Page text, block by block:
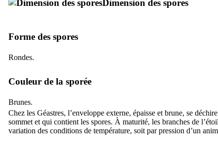
Dimension des spores
Forme des spores
Rondes.
Couleur de la sporée
Brunes.
Chez les Géastres, l’enveloppe externe, épaisse et brune, se
sommet et qui contient les spores. À maturité, les branches de
variation des conditions de température, soit par pression d’un